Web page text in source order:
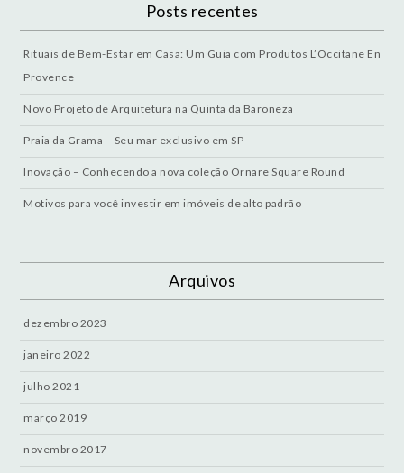
Posts recentes
Rituais de Bem-Estar em Casa: Um Guia com Produtos L’Occitane En
Provence
Novo Projeto de Arquitetura na Quinta da Baroneza
Praia da Grama – Seu mar exclusivo em SP
Inovação – Conhecendo a nova coleção Ornare Square Round
Motivos para você investir em imóveis de alto padrão
Arquivos
dezembro 2023
janeiro 2022
julho 2021
março 2019
novembro 2017